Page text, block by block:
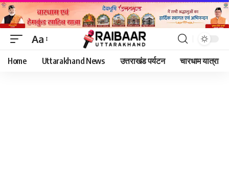
Font
Resizer
Aa
Home Uttarakhand News उत्तराखंड पर्यटन चारधाम यात्रा